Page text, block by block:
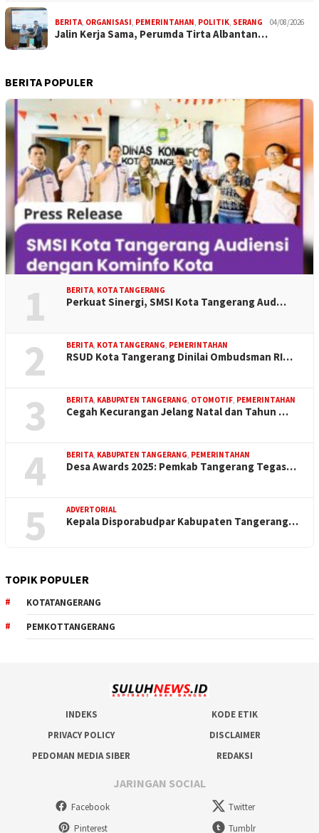
BERITA, ORGANISASI, PEMERINTAHAN, POLITIK, SERANG 04/08/2026
Jalin Kerja Sama, Perumda Tirta Albantan…
BERITA POPULER
1 BERITA, KOTA TANGERANG
Perkuat Sinergi, SMSI Kota Tangerang Aud…
2 BERITA, KOTA TANGERANG, PEMERINTAHAN
RSUD Kota Tangerang Dinilai Ombudsman RI…
3 BERITA, KABUPATEN TANGERANG, OTOMOTIF, PEMERINTAHAN
Cegah Kecurangan Jelang Natal dan Tahun …
4 BERITA, KABUPATEN TANGERANG, PEMERINTAHAN
Desa Awards 2025: Pemkab Tangerang Tegas…
5 ADVERTORIAL
Kepala Disporabudpar Kabupaten Tangerang…
TOPIK POPULER
KOTATANGERANG
PEMKOTTANGERANG
INDEKS
KODE ETIK
PRIVACY POLICY
DISCLAIMER
PEDOMAN MEDIA SIBER
REDAKSI
JARINGAN SOCIAL
Facebook
Twitter
Pinterest
Tumblr